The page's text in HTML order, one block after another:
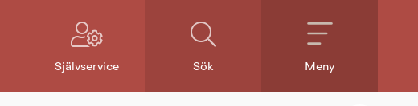
Självservice Sök Meny